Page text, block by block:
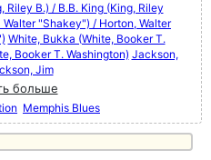
Riley B.) / B.B. King (King, Riley
"Shakey") / Horton, Walter
White, Bukka (White, Booker T.
Booker T. Washington) Jackson,
Jim
больше
Memphis Blues